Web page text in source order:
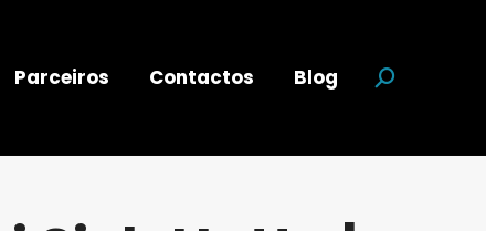
Parceiros Contactos Blog Search: